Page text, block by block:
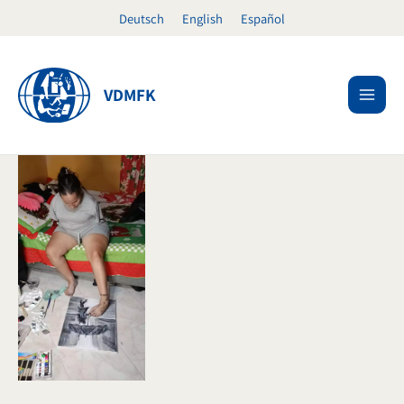
Deutsch English Español
VDMFK